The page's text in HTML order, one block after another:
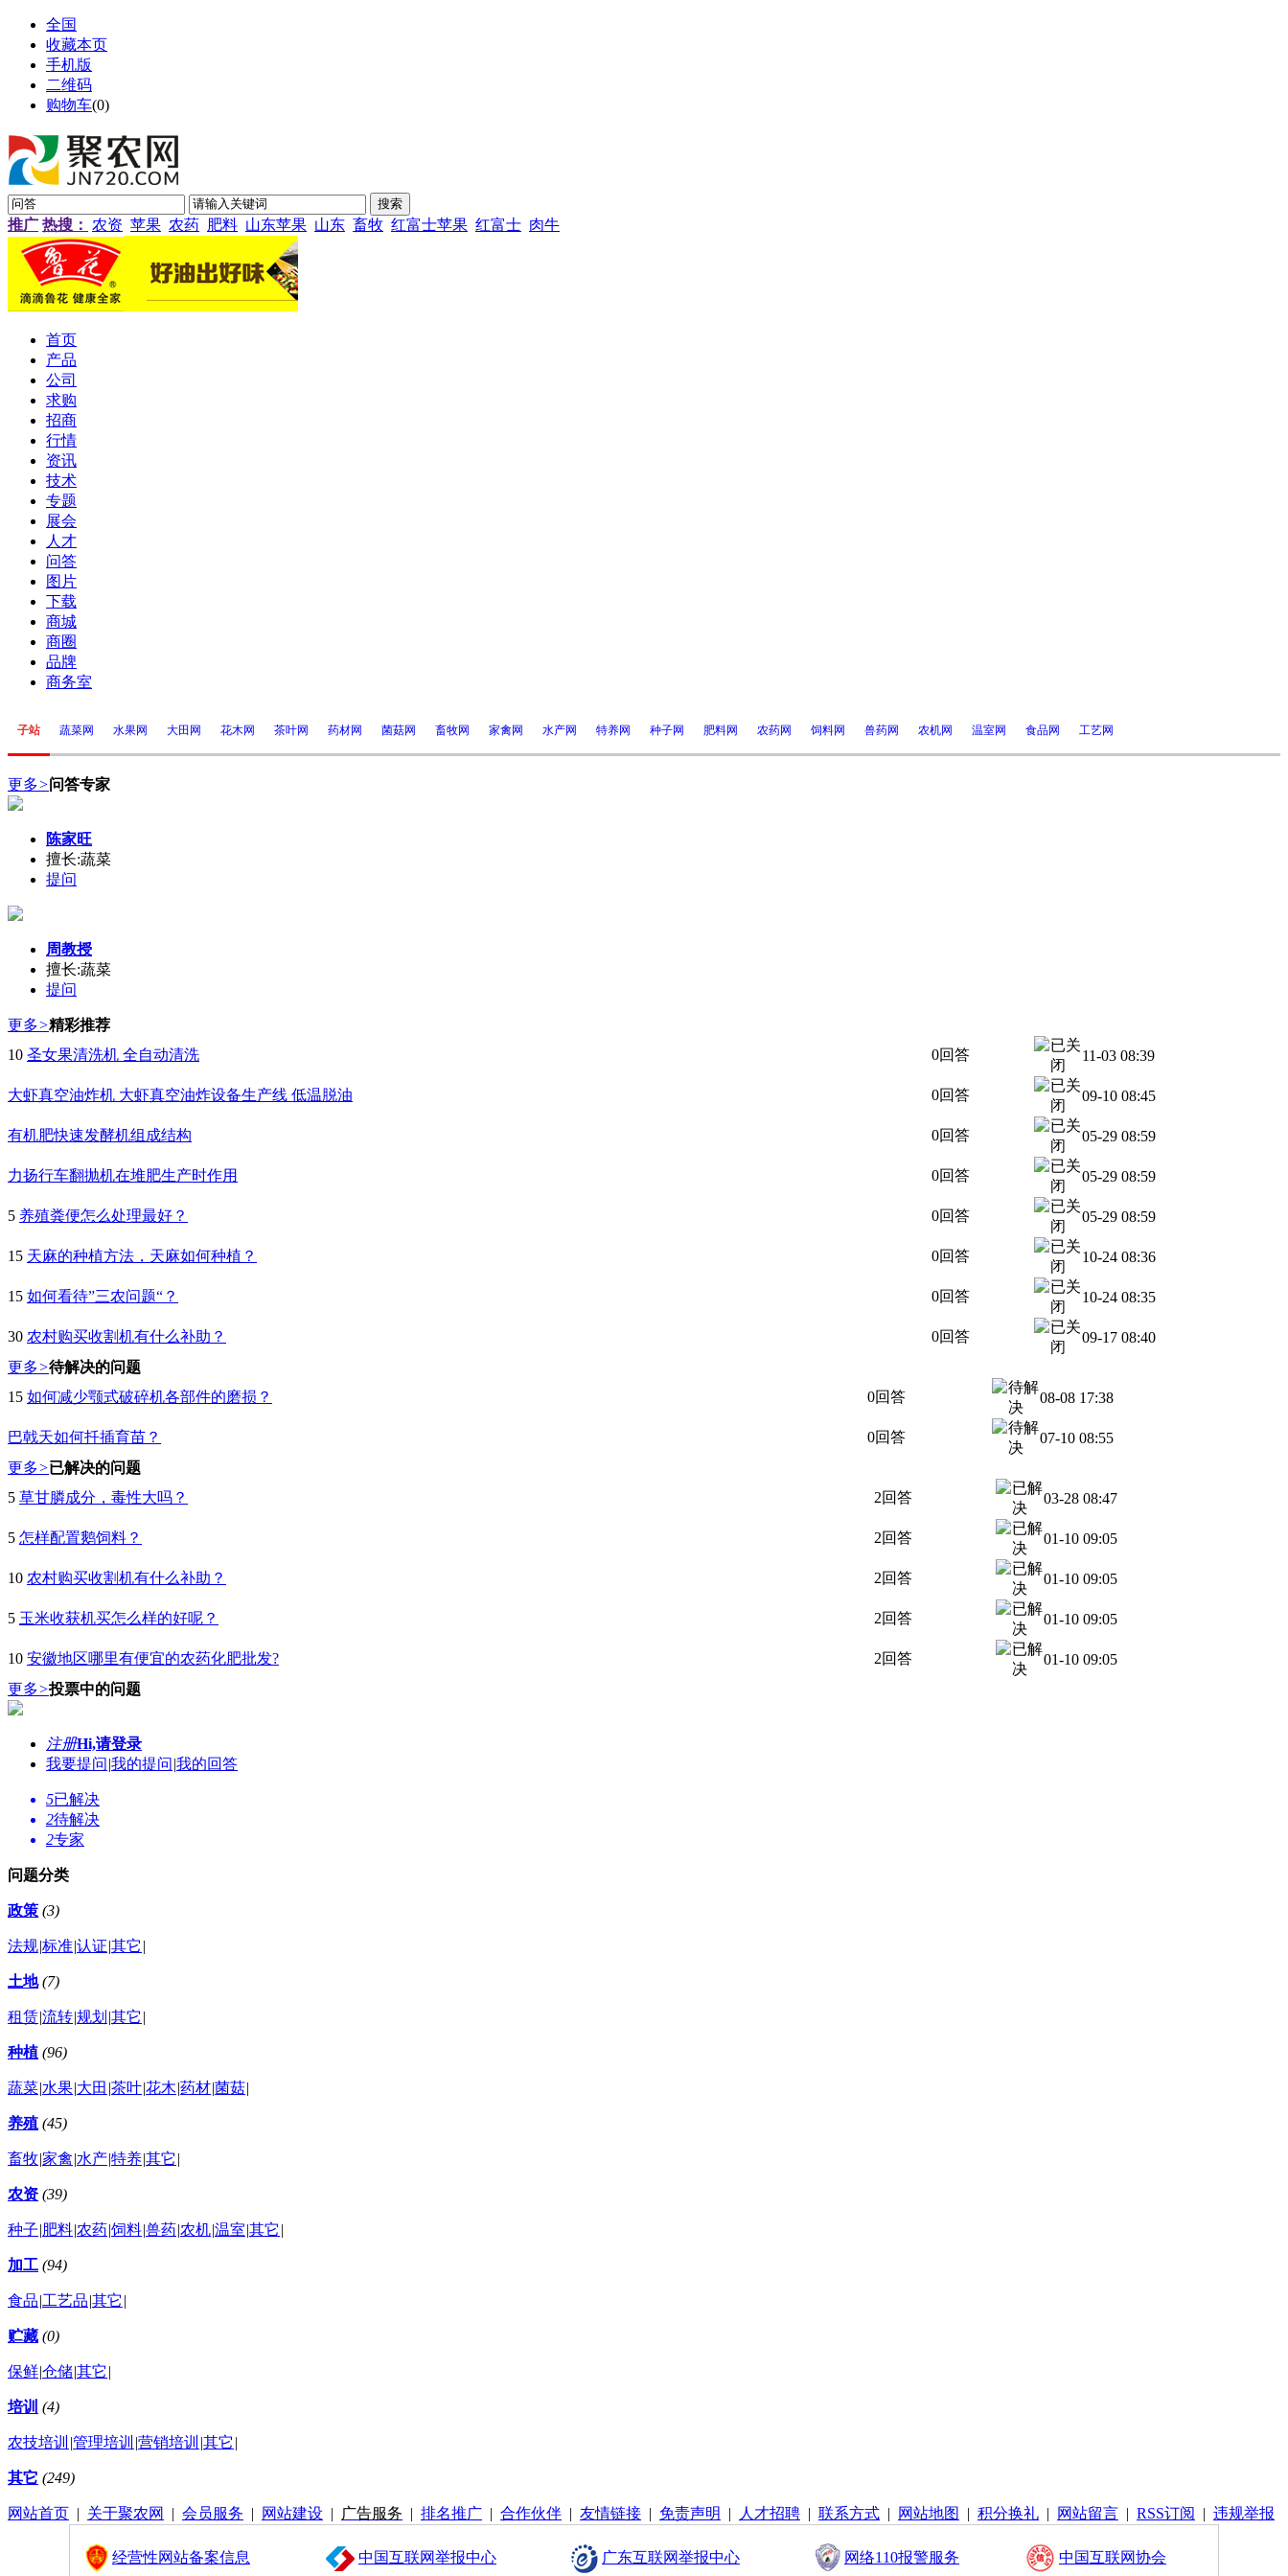
全国
收藏本页
手机版
二维码
购物车(0)
推广 热搜： 农资 苹果 农药 肥料 山东苹果 山东 畜牧 红富士苹果 红富士 肉牛
首页
产品
公司
求购
招商
行情
资讯
技术
专题
展会
人才
问答
图片
下载
商城
商圈
品牌
商务室
子站 蔬菜网 水果网 大田网 花木网 茶叶网 药材网 菌菇网 畜牧网 家禽网 水产网 特养网 种子网 肥料网 农药网 饲料网 兽药网 农机网 温室网 食品网 工艺网
更多>问答专家
陈家旺
擅长:蔬菜
提问
周教授
擅长:蔬菜
提问
更多>精彩推荐
10 圣女果清洗机 全自动清洗 0回答 11-03 08:39
大虾真空油炸机 大虾真空油炸设备生产线 低温脱油 0回答 09-10 08:45
有机肥快速发酵机组成结构 0回答 05-29 08:59
力扬行车翻抛机在堆肥生产时作用 0回答 05-29 08:59
5 养殖粪便怎么处理最好？ 0回答 05-29 08:59
15 天麻的种植方法，天麻如何种植？ 0回答 10-24 08:36
15 如何看待”三农问题“？ 0回答 10-24 08:35
30 农村购买收割机有什么补助？ 0回答
09-17 08:40
更多>待解决的问题
15 如何减少颚式破碎机各部件的磨损？ 0回答 08-08 17:38
巴戟天如何扦插育苗？ 0回答
07-10 08:55
更多>已解决的问题
5 草甘膦成分，毒性大吗？ 2回答 03-28 08:47
5 怎样配置鹅饲料？ 2回答 01-10 09:05
10 农村购买收割机有什么补助？ 2回答 01-10 09:05
5 玉米收获机买怎么样的好呢？ 2回答 01-10 09:05
10 安徽地区哪里有便宜的农药化肥批发? 2回答
01-10 09:05
更多>投票中的问题
注册Hi,请登录
我要提问 |我的提问 |我的回答
5已解决
2待解决
2专家
问题分类
政策 (3)
法规|标准|认证|其它 |
土地 (7)
租赁|流转|规划 |其它 |
种植 (96)
蔬菜|水果|大田 |茶叶|花木|药材|菌菇|
养殖 (45)
畜牧|家禽|水产|特养|其它 |
农资 (39)
种子|肥料|农药|饲料|兽药|农机|温室|其它 |
加工 (94)
食品|工艺品|其它 |
贮藏 (0)
保鲜|仓储|其它 |
培训 (4)
农技培训 |管理培训 |营销培训 |其它 |
其它 (249)
网站首页 | 关于聚农网 | 会员服务 | 网站建设 | 广告服务 | 排名推广 | 合作伙伴 | 友情链接 | 免责声明 | 人才招聘 | 联系方式 | 网站地图 | 积分换礼 | 网站留言 | RSS订阅 | 违规举报
经营性网站备案信息 中国互联网举报中心 广东互联网举报中心 网络110报警服务 中国互联网协会